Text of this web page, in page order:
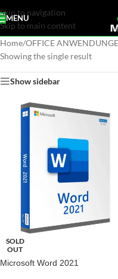
Skip to navigation
Skip to main content
MENU
Home/OFFICE
Showing the single result
Show sidebar
SOLD
OUT
Microsoft Word 2021